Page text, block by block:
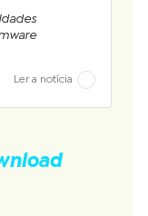
Ler a notícia